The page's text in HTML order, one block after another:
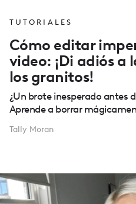
TUTORIALES
Cómo editar
video: ¡Di adiós a
los granitos!
¿Un brote inesperado antes
Aprende a borrar
Tally Moran